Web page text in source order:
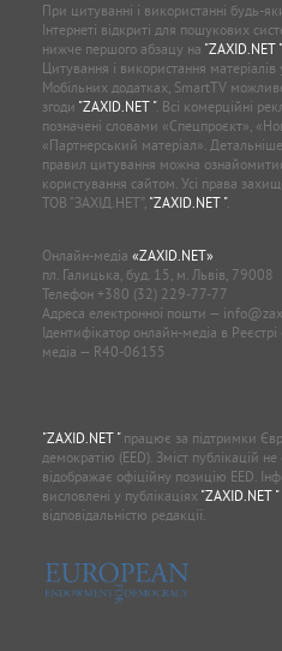
При цитуванні і використанні будь-
Інтернеті відкриті для пошукових
нижче першого абзацу на "ZAXID.NET "
Цитування і використання
Мобільних додатках, SmartTV
згоди "ZAXID.NET ". Всі комерційні
позначені словами «Спецпроєкт»,
«Партнерський матеріал».
правил цитування можна
користування сайтом. Усі права
ТОВ “ЗАХІД.НЕТ”, "ZAXID.NET ".
Онлайн-медіа «ZAXID.NET»
пл. Галицька, буд. 15, м. Львів, 79008
Телефон +380 (32) 229-77-77
Адреса електронної пошти —
Ідентифікатор онлайн-медіа в Реєстрі
медіа — R40-06155
"ZAXID.NET "працює за підтримки
демократію (EED). Зміст публікацій не
відображає офіційну позицію EED.
висловлені у публікаціях "ZAXID.NET "
відповідальністю редакції.